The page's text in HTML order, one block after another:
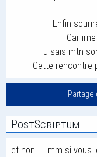
Enfin
Car
Tu sais mtn
Cette rencontre
PostScriptum
et non. . . mm si vous